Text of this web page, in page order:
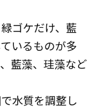
ゴケだけ、藍
いるものが多
藍藻、珪藻など
水質を調整し